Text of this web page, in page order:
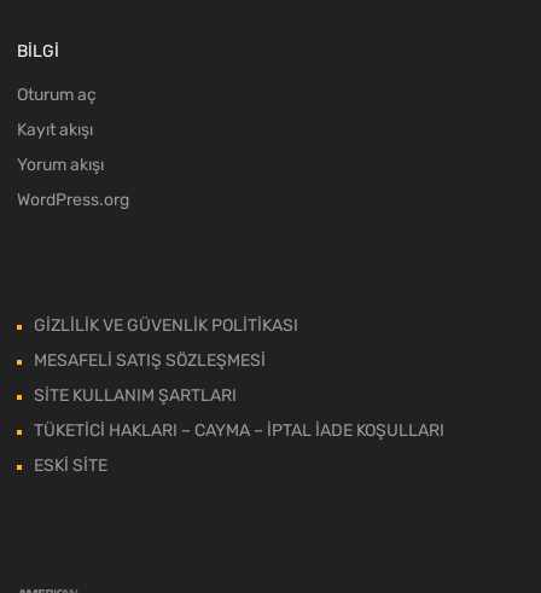
BİLGİ
Oturum aç
Kayıt akışı
Yorum akışı
WordPress.org
GİZLİLİK VE GÜVENLİK POLİTİKASI
MESAFELİ SATIŞ SÖZLEŞMESİ
SİTE KULLANIM ŞARTLARI
TÜKETİCİ HAKLARI – CAYMA – İPTAL İADE KOŞULLARI
ESKİ SİTE